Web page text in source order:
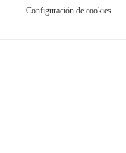
Configuración de cookies